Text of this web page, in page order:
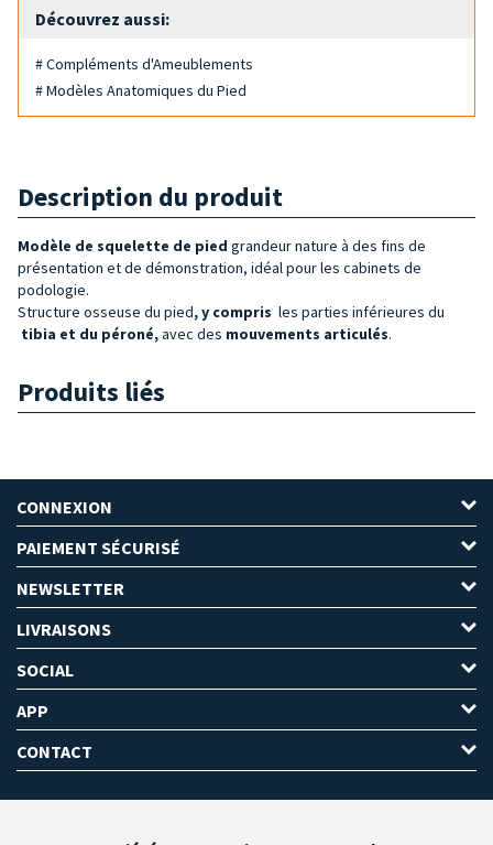
Découvrez aussi:
# Compléments d'Ameublements
# Modèles Anatomiques du Pied
Description du produit
Modèle de squelette de pied grandeur nature à des fins de
présentation et de démonstration, idéal pour les cabinets de
podologie.
Structure osseuse du pied, y compris les parties inférieures du
tibia et du péroné,avec des mouvements articulés.
Produits liés
CONNEXION
PAIEMENT SÉCURISÉ
NEWSLETTER
LIVRAISONS
SOCIAL
APP
CONTACT